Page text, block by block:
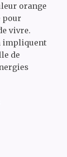
orange
pour
vivre.
impliquent
de